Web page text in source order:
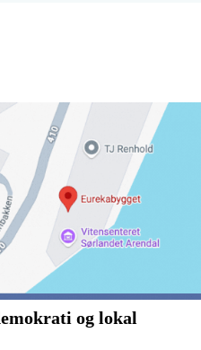
og lokal